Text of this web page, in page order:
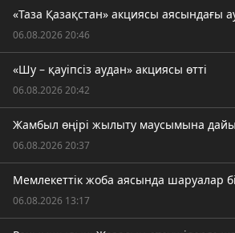
«Таза Қазақстан» акциясы аясындағы
06.08.2026 20:46
«Шу – қауіпсіз аудан» акциясы өтті
06.08.2026 20:42
Жамбыл өңірі жылыту маусымына
06.08.2026 20:37
Мемлекеттік жоба аясында шаруалар
06.08.2026 13:17